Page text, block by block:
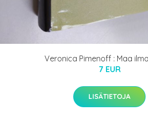
Veronica Pimenoff : Maa
7 EUR
LISÄTIETOJA